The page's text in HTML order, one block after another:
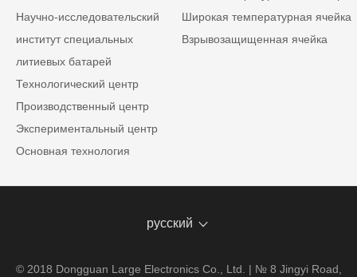
Научно-исследовательский
институт специальных
литиевых батарей
Технологический центр
Производственный центр
Экспериментальный центр
Основная технология
Широкая температурная ячейка
Взрывозащищенная ячейка
русский
© 2018 Dongguan Large Electronics Co., Ltd. | № 8 Jingyi Road,